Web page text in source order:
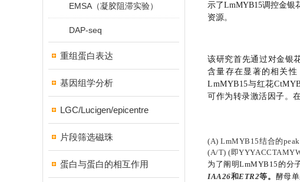
EMSA（凝胶阻滞实验）
DAP-seq
重组蛋白表达
基因组学分析
LGC/Lucigen/epicentre
片段筛选磁珠
蛋白与蛋白的相互作用
示了LmMYB15调控金银
资源。
该研究首先通过对金银
含量存在显著的相关性
LmMYB15与红花
可作为转录激活因子。
(A)LmMYB15结合的
(A/T) (即
为了阐明LmMYB15的分
IAA26和ETR2等。 酵母